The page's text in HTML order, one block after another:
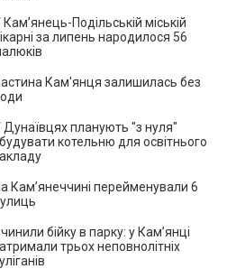
Кам’янець-Подільській міській
за липень народилося 56
Кам'янця залишилась без
Дунаївцях планують "з нуля"
котельню для освітнього
Камʼянеччині перейменували 6
бійку в парку: у Кам’янці
трьох неповнолітніх